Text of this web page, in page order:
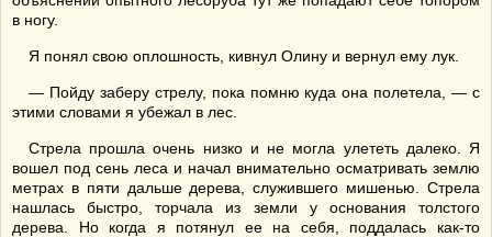
в ногу.
Я понял свою оплошность, кивнул Олину и вернул ему лук.
— Пойду заберу стрелу, пока помню куда она полетела, — с
этими словами я убежал в лес.
Стрела прошла очень низко и не могла улететь далеко. Я
вошел под сень леса и начал внимательно осматривать землю
метрах в пяти дальше дерева, служившего мишенью. Стрела
нашлась быстро, торчала из земли у основания толстого
дерева. Но когда я потянул ее на себя, поддалась как-то